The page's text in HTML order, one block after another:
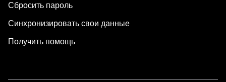
Сбросить пароль
Синхронизировать свои данные
Получить помощь